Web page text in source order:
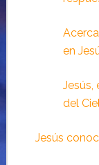
en
Jesús,
del
Jesús